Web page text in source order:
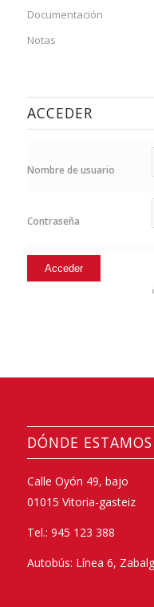
Documentación
Notas
ACCEDER
Nombre de usuario
Contraseña
DÓNDE ESTAMOS
Calle Oyón 49, bajo
01015 Vitoria-gasteiz
Tel.: 945 123 388
Autobús: Línea 6,